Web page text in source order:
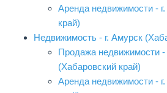
Аренда недвижимости - г. Алейск (Алтайский
край)
Недвижимость - г.
Продажа недвижимости - г. Амурск
(Хабаровский край)
Аренда недвижимости - г. Амурск (Хабаровский